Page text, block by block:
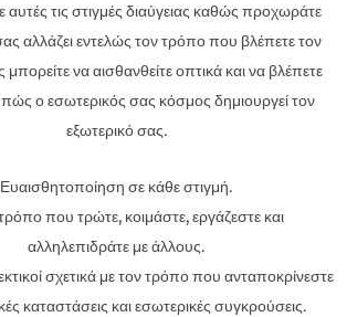
αυτές τις στιγμές διαύγειας καθώς προχωράτε
αλλάζει εντελώς τον τρόπο που βλέπετε τον
να αισθανθείτε οπτικά και να βλέπετε
πώς ο εσωτερικός σας κόσμος δημιουργεί τον
εξωτερικό σας.
Ευαισθητοποίηση σε κάθε στιγμή.
που τρώτε, κοιμάστε, εργάζεστε και
αλληλεπιδράτε με άλλους.
σχετικά με τον τρόπο που ανταποκρίνεστε
καταστάσεις και εσωτερικές συγκρούσεις.